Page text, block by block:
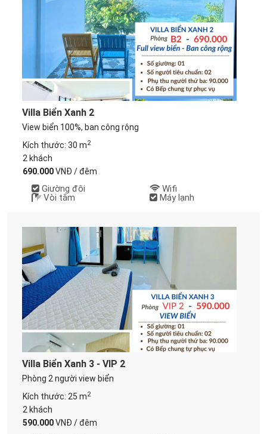
Villa Biển Xanh 2
View biển 100%, ban công rộng
Kích thước: 30 m2
2 khách
690.000VNĐ / đêm
Giường đôi
Vòi tắm
Wifi
Máy lạnh
Villa Biển Xanh 3 - VIP 2
Phòng 2 người view biển
Kích thước: 25 m2
2 khách
590.000VNĐ / đêm